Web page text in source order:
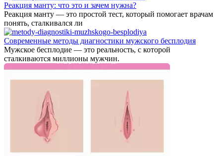
Реакция манту: что это и зачем нужна?
Реакция манту — это простой тест, который помогает врачам
понять, сталкивался ли
Современные методы диагностики мужского бесплодия
Мужское бесплодие — это реальность, с которой
сталкиваются миллионы мужчин.